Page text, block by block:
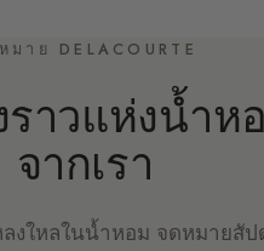
มาย DELACOURTE
ราวแห่งน้ำห
จากเรา
งใหลในน้ำหอม จดหมายสัป